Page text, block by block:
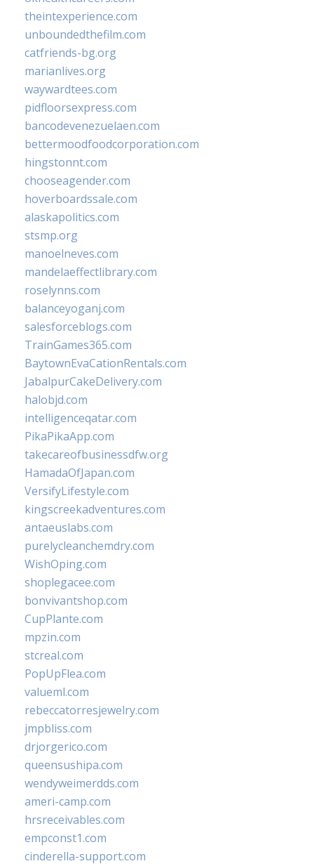
theintexperience.com
unboundedthefilm.com
catfriends-bg.org
marianlives.org
waywardtees.com
pidfloorsexpress.com
bancodevenezuelaen.com
bettermoodfoodcorporation.com
hingstonnt.com
chooseagender.com
hoverboardssale.com
alaskapolitics.com
stsmp.org
manoelneves.com
mandelaeffectlibrary.com
roselynns.com
balanceyoganj.com
salesforceblogs.com
TrainGames365.com
BaytownEvaCationRentals.com
JabalpurCakeDelivery.com
halobjd.com
intelligenceqatar.com
PikaPikaApp.com
takecareofbusinessdfw.org
HamadaOfJapan.com
VersifyLifestyle.com
kingscreekadventures.com
antaeuslabs.com
purelycleanchemdry.com
WishOping.com
shoplegacee.com
bonvivantshop.com
CupPlante.com
mpzin.com
stcreal.com
PopUpFlea.com
valueml.com
rebeccatorresjewelry.com
jmpbliss.com
drjorgerico.com
queensushipa.com
wendyweimerdds.com
ameri-camp.com
hrsreceivables.com
empconst1.com
cinderella-support.com